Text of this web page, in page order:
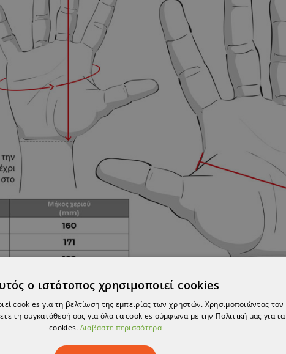
ο ιστότοπος χρησιμοποιεί cookies
cookies για τη βελτίωση της εμπειρίας των χρηστών. Χρησιμοποιώντας τον
τη συγκατάθεσή σας για όλα τα cookies σύμφωνα με την Πολιτική μας για τα
cookies. Διαβάστε περισσότερα